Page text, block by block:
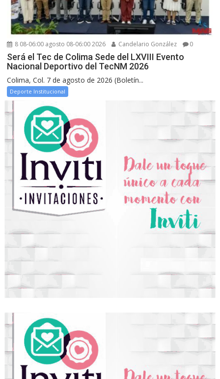
8 08-06:00 agosto 08-06:00 2026 Candelario González 0
Será el Tec de Colima Sede del LXVIII Evento
Nacional Deportivo del TecNM 2026
Colima, Col. 7 de agosto de 2026 (Boletín...
Deporte Institucional